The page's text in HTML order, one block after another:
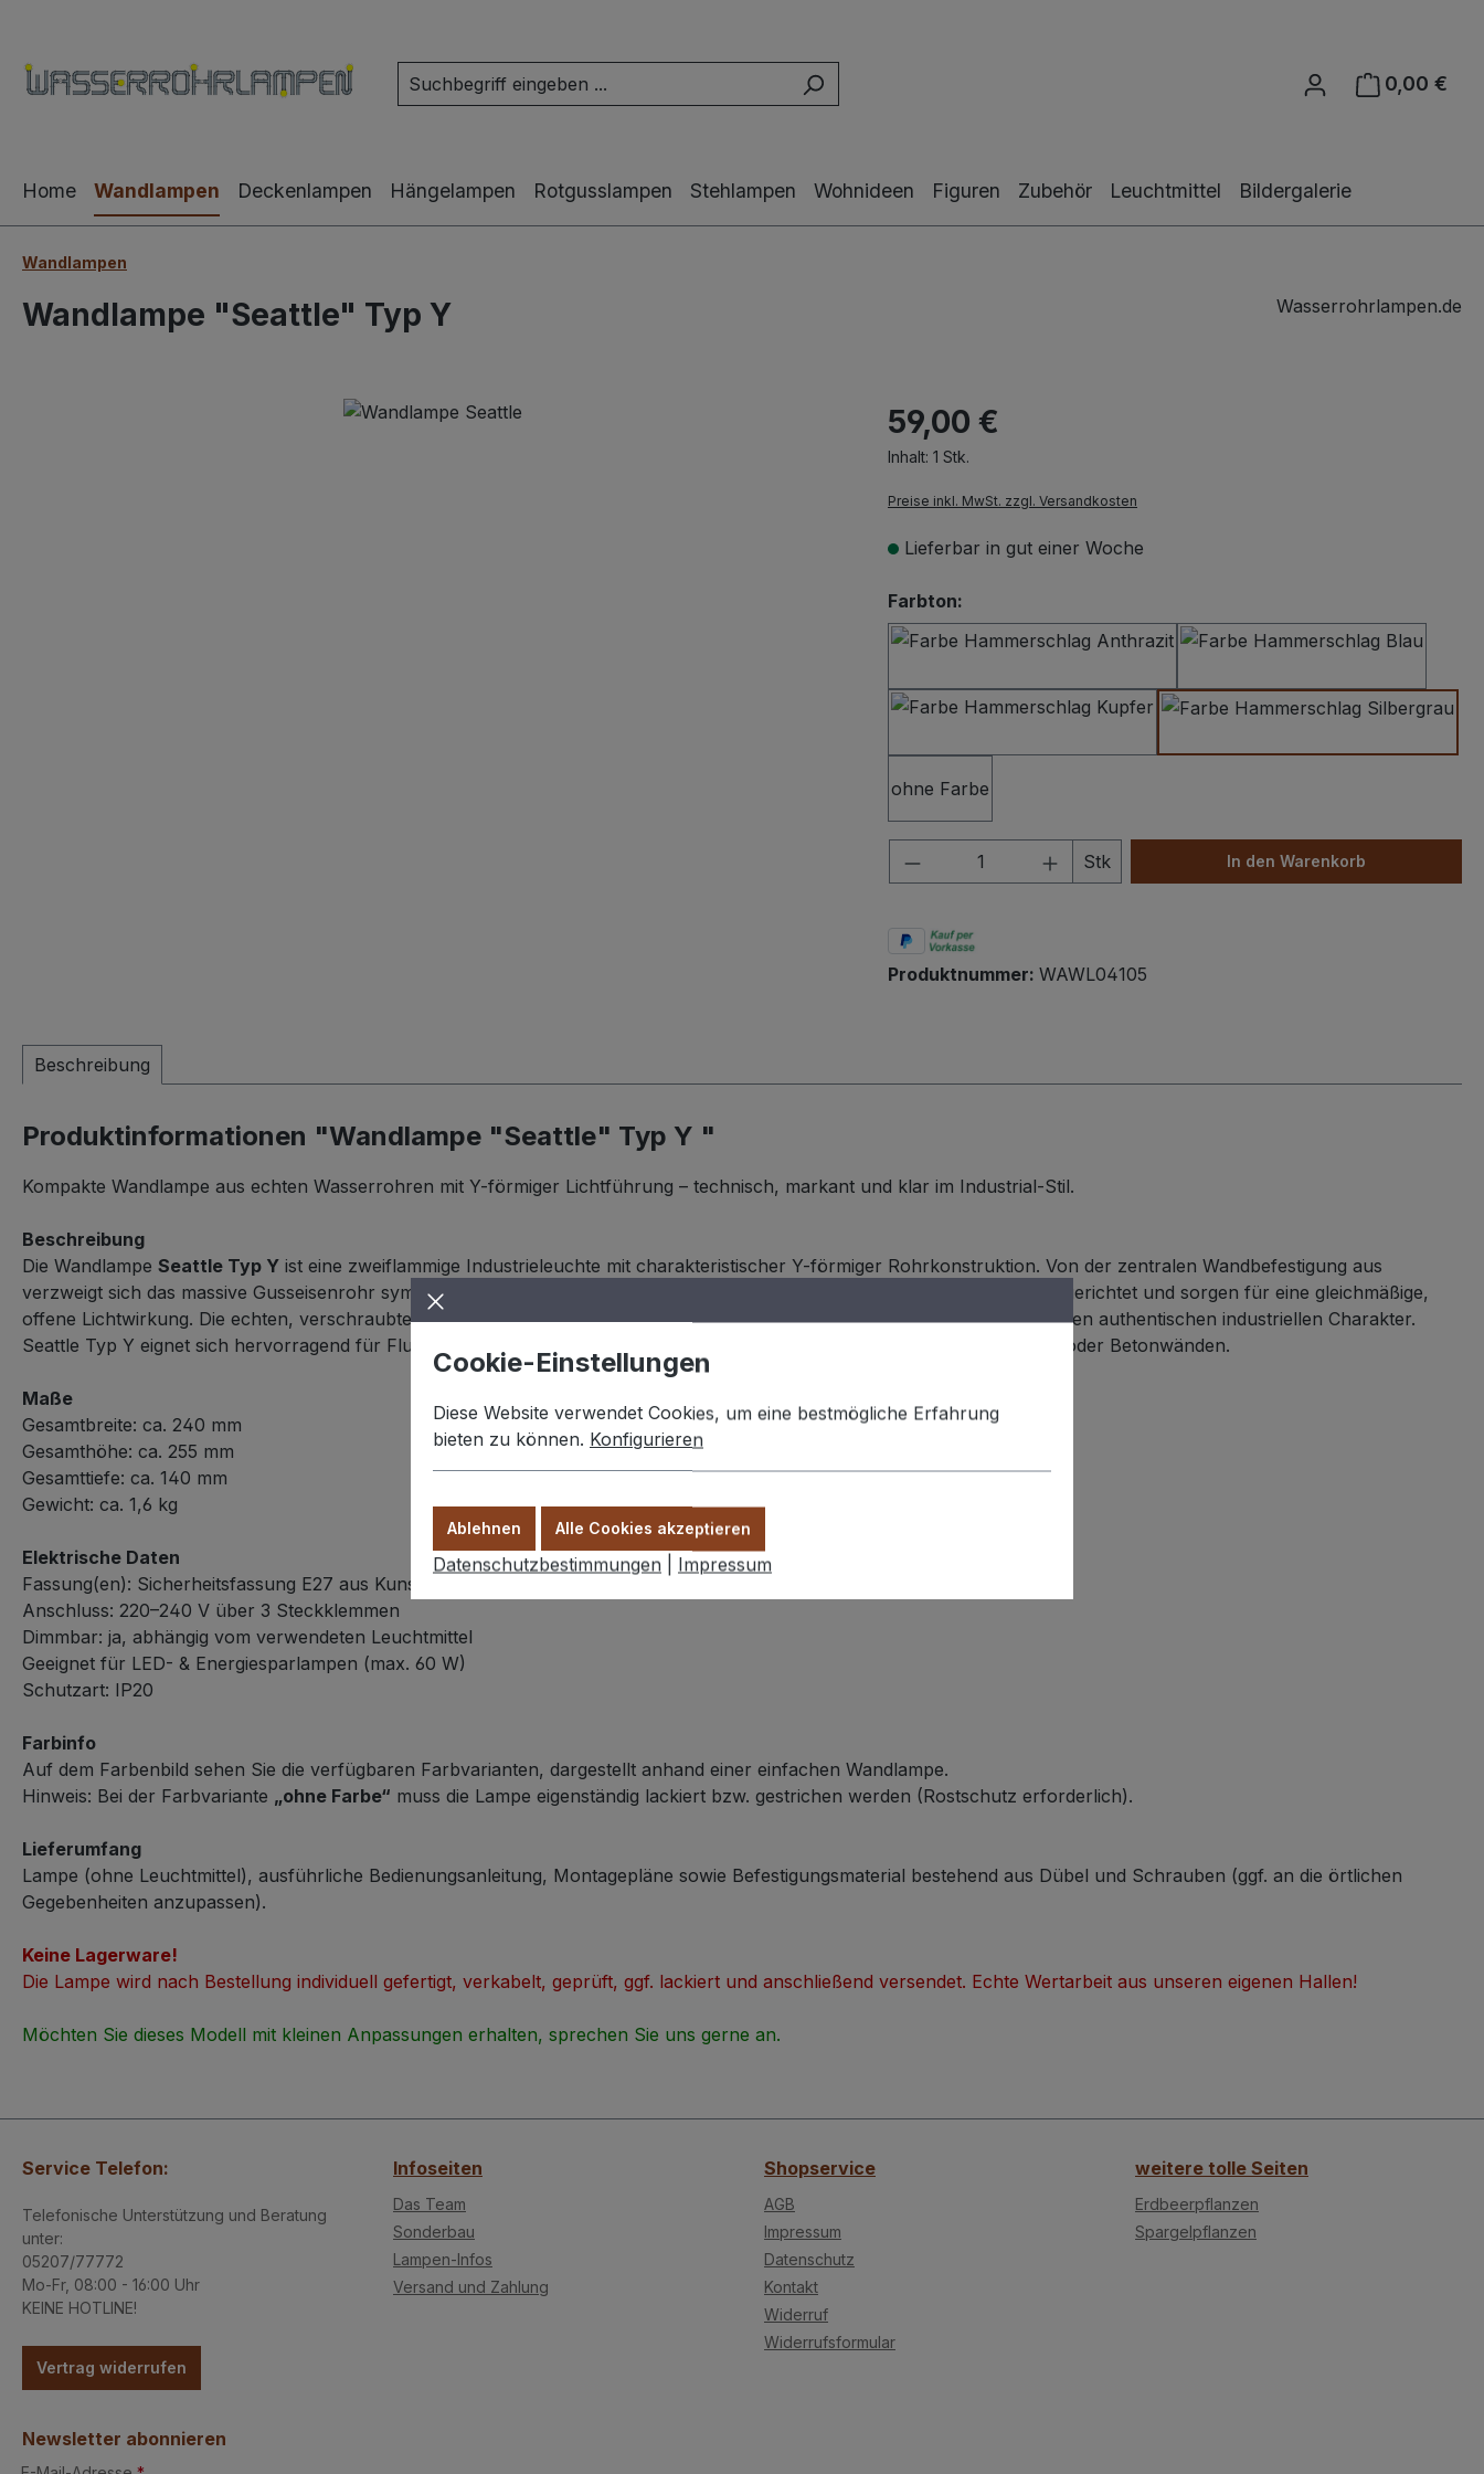
0,00 €
Home Wandlampen Deckenlampen Hängelampen Rotgusslampen Stehlampen Wohnideen Figuren Zubehör Leuchtmittel Bildergalerie
Wandlampen
Wandlampe "Seattle" Typ Y Wasserrohrlampen.de
59,00 €
Inhalt: 1 Stk.
Preise inkl. MwSt. zzgl. Versandkosten
Lieferbar in gut einer Woche
Farbton:
ohne Farbe
Produkt Anzahl: Gib den gewünschten Wert
Stk In den Warenkorb
Produktnummer: WAWL04105
Beschreibung
Produktinformationen "Wandlampe "Seattle" Typ Y "
Kompakte Wandlampe aus echten Wasserrohren mit Y-förmiger Lichtführung – technisch, markant und klar im Industrial-Stil.
Beschreibung
Die Wandlampe Seattle Typ Y ist eine zweiflammige Industrieleuchte mit charakteristischer Y-förmiger Rohrkonstruktion. Von der zentralen Wandbefestigung aus
verzweigt sich das massive Gusseisenrohr symmetrisch nach links und rechts. Beide Lichtquellen sind leicht nach außen ausgerichtet und sorgen für eine gleichmäßige,
offene Lichtwirkung. Die echten, verschraubten Rohrelemente aus Gusseisen verleihen der Lampe Stabilität, Gewicht und einen authentischen industriellen Charakter.
Seattle Typ Y eignet sich hervorragend für Flure, Treppenhäuser, Wohnbereiche oder als markanter Lichtakzent an Ziegel- oder Betonwänden.
Maße
Gesamtbreite: ca. 240 mm
Gesamthöhe: ca. 255 mm
Gesamttiefe: ca. 140 mm
Gewicht: ca. 1,6 kg
Elektrische Daten
Fassung(en): Sicherheitsfassung E27 aus Kunststoff
Anschluss: 220–240 V über 3 Steckklemmen
Dimmbar: ja, abhängig vom verwendeten Leuchtmittel
Geeignet für LED- & Energiesparlampen (max. 60 W)
Schutzart: IP20
Farbinfo
Auf dem Farbenbild sehen Sie die verfügbaren Farbvarianten, dargestellt anhand einer einfachen Wandlampe.
Hinweis: Bei der Farbvariante „ohne Farbe“ muss die Lampe eigenständig lackiert bzw. gestrichen werden (Rostschutz erforderlich).
Lieferumfang
Lampe (ohne Leuchtmittel), ausführliche Bedienungsanleitung, Montagepläne sowie Befestigungsmaterial bestehend aus Dübel und Schrauben (ggf. an die örtlichen
Gegebenheiten anzupassen).
Keine Lagerware!
Die Lampe wird nach Bestellung individuell gefertigt, verkabelt, geprüft, ggf. lackiert und anschließend versendet. Echte Wertarbeit aus unseren eigenen Hallen!
Möchten Sie dieses Modell mit kleinen Anpassungen erhalten, sprechen Sie uns gerne an.
Service Telefon:
Telefonische Unterstützung und Beratung
unter:
05207/77772
Mo-Fr, 08:00 - 16:00 Uhr
KEINE HOTLINE!
Vertrag widerrufen
Infoseiten
Das Team
Sonderbau
Lampen-Infos
Versand und Zahlung
Shopservice
AGB
Impressum
Datenschutz
Kontakt
Widerruf
Widerrufsformular
weitere tolle Seiten
Erdbeerpflanzen
Spargelpflanzen
Newsletter abonnieren
Cookie-Einstellungen
Diese Website verwendet Cookies, um eine bestmögliche Erfahrung
bieten zu können. Konfigurieren
Ablehnen Alle Cookies akzeptieren
Datenschutzbestimmungen Impressum